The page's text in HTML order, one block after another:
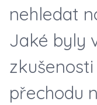
nehledat
Jaké byly
přechodu